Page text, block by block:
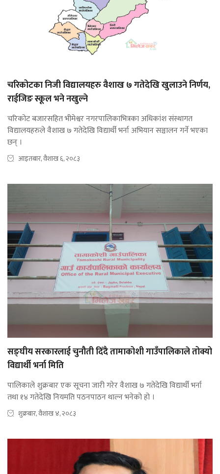
चरिकोटका निजी विद्यालयहरु वैशाख ७ गतेदेखि खुलाउने निर्णय,
राईजिङ स्कूल भने नखुल्ने
चरिकोट बजारसहित भीमेश्वर नगरपालिकाभित्रका अधिकांश संस्थागत
विद्यालयहरुले वैशाख ७ गतेदेखि विद्यार्थी भर्ना अभियान सञ्चालन गर्ने भएका
छन् ।
आइतबार, वैशाख ६, २०८३
सङ्घीय सरकारलाई चुनौती दिँदै तामाकोशी गाउँपालिकाले तोक्यो
विद्यार्थी भर्ना मिति
पालिकाले शुक्रबार एक सूचना जारी गरेर वैशाख ७ गतेदेखि विद्यार्थी भर्ना
तथा १४ गतेदेखि नियमति पठनपाठन थाल्न भनेको हो ।
शुक्रबार, वैशाख ४, २०८३